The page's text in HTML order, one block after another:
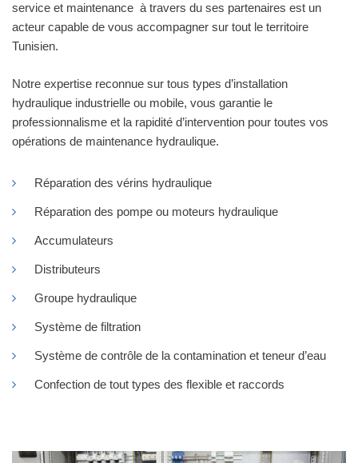
service et maintenance à travers du ses partenaires est un
acteur capable de vous accompagner sur tout le territoire
Tunisien.
Notre expertise reconnue sur tous types d’installation
hydraulique industrielle ou mobile, vous garantie le
professionnalisme et la rapidité d’intervention pour toutes vos
opérations de maintenance hydraulique.
Réparation des vérins hydraulique
Réparation des pompe ou moteurs hydraulique
Accumulateurs
Distributeurs
Groupe hydraulique
Système de filtration
Système de contrôle de la contamination et teneur d’eau
Confection de tout types des flexible et raccords